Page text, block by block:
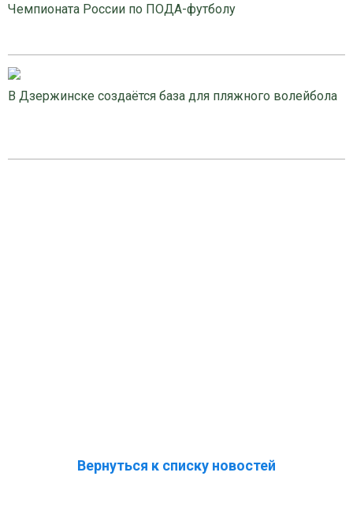
Чемпионата России по ПОДА-футболу
В Дзержинске создаётся база для пляжного волейбола
Вернуться к списку новостей